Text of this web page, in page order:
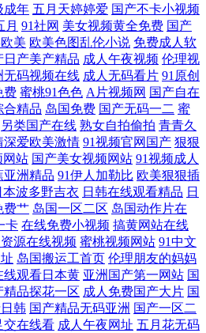
站 福利丝袜美腿视频网站 欧美99欧美 午
日产一区二区三区 手机看片网址 91精品
最新电影在线看网站 国产午夜三级一区
国产精品专 欧美孕妇群交 夜爽夜夜网 国
洲无线一二三 国产成人精品无缓存在线播
国产高潮A片羞羞视频涩涩 欧美亚洲精品
利丝袜美腿视频网站 欧美sese 亚洲欧美日
动漫 亚洲第五页色图 超碰人家爱 看片无
士电影 www污91 蜜芽亚瑟 性爱xx网 超碰
成年 五月天婷婷爱 国产不卡小视频
月 91社网 美女视频黄全免费 国产
美 欧美色图乱伦小说 免费成人软
日产美产精品 成人午夜视频 伦理视
无码视频在线 成人无码看片 91原创
费 蜜桃91色色 A片视频网 国产自在
合精品 岛国免费 国产无码一二 蜜
另类国产在线 熟女自拍偷拍 青青久
深爱欧美激情 91视频官网国产 狠狠
网站 国产美女视频网站 91视频成人
亚洲精品 91伊人加勒比 欧美狠狠插
本波多野吉衣 日韩在线观看精品 日
费艹 岛国一区二区 岛国动作片在
卡 在线免费小视频 搞黄网站在线
源在线视频 蜜桃视频网站 91中文
岛国搬运工首页 伦理朋友的妈妈
线观看日本黄 亚洲国产第一网站 国
精品探花一区 成人免费国产大片 国
韩 国产精品无码亚洲 国产一区二
交在线看 成人午夜网址 五月花无码